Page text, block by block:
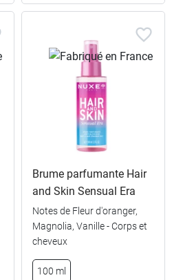
Brume parfumante Hair
and Skin Sensual Era
Notes de Fleur d'oranger,
Magnolia, Vanille - Corps et
cheveux
100 ml